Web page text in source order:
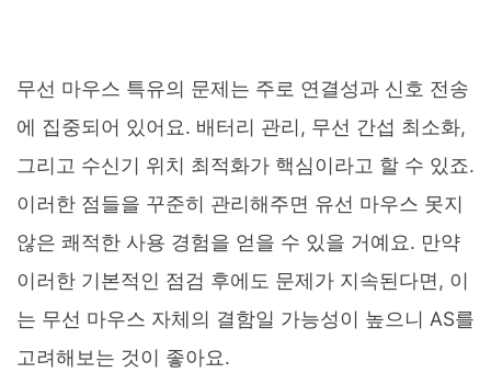
무선 마우스 특유의 문제는 주로 연결성과 신호 전송
에 집중되어 있어요. 배터리 관리, 무선 간섭 최소화,
그리고 수신기 위치 최적화가 핵심이라고 할 수 있죠.
이러한 점들을 꾸준히 관리해주면 유선 마우스 못지
않은 쾌적한 사용 경험을 얻을 수 있을 거예요. 만약
이러한 기본적인 점검 후에도 문제가 지속된다면, 이
는 무선 마우스 자체의 결함일 가능성이 높으니 AS를
고려해보는 것이 좋아요.